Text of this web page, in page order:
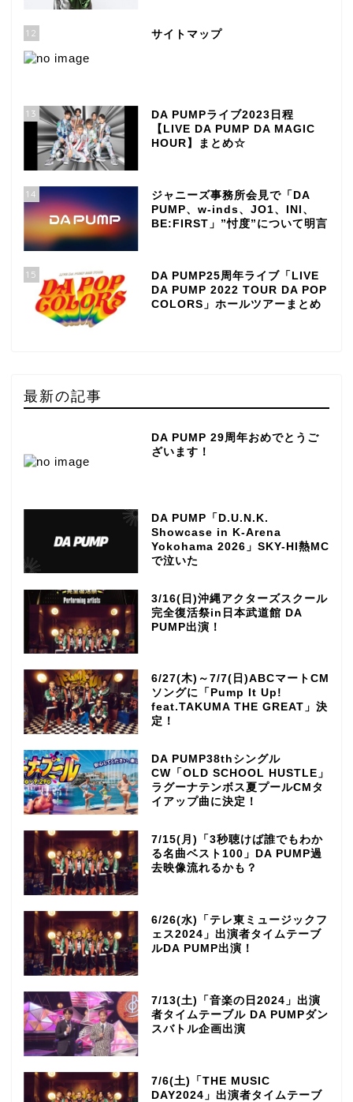
12 サイトマップ
13
DA PUMPライブ2023日程
【LIVE DA PUMP DA MAGIC
HOUR】まとめ☆
14
ジャニーズ事務所会見で「DA
PUMP、w-inds、JO1、INI、
BE:FIRST」”忖度”について明言
15
DA PUMP25周年ライブ「LIVE
DA PUMP 2022 TOUR DA POP
COLORS」ホールツアーまとめ
最新の記事
DA PUMP 29周年おめでとうご
ざいます！
DA PUMP「D.U.N.K.
Showcase in K-Arena
Yokohama 2026」SKY-HI熱MC
で泣いた
3/16(日)沖縄アクターズスクール
完全復活祭in日本武道館 DA
PUMP出演！
6/27(木)～7/7(日)ABCマートCM
ソングに「Pump It Up!
feat.TAKUMA THE GREAT」決
定！
DA PUMP38thシングル
CW「OLD SCHOOL HUSTLE」
ラグーナテンボス夏プールCMタ
イアップ曲に決定！
7/15(月)「3秒聴けば誰でもわか
る名曲ベスト100」DA PUMP過
去映像流れるかも？
6/26(水)「テレ東ミュージックフ
ェス2024」出演者タイムテーブ
ルDA PUMP出演！
7/13(土)「音楽の日2024」出演
者タイムテーブル DA PUMPダン
スバトル企画出演
7/6(土)「THE MUSIC
DAY2024」出演者タイムテーブ